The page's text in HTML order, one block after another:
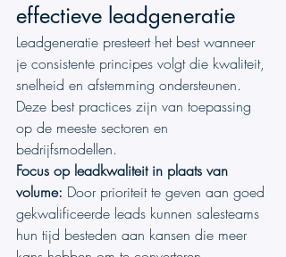
effectieve leadgeneratie
Leadgeneratie presteert het best wanneer
je consistente principes volgt die kwaliteit,
snelheid en afstemming ondersteunen.
Deze best practices zijn van toepassing
op de meeste sectoren en
bedrijfsmodellen.
Focus op leadkwaliteit in plaats van
volume: Door prioriteit te geven aan goed
gekwalificeerde leads kunnen salesteams
hun tijd besteden aan kansen die meer